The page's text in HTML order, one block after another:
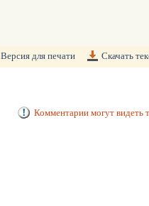
Версия для печати Скачать
Комментарии могут видеть